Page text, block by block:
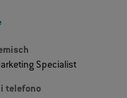
Specialist
telefono